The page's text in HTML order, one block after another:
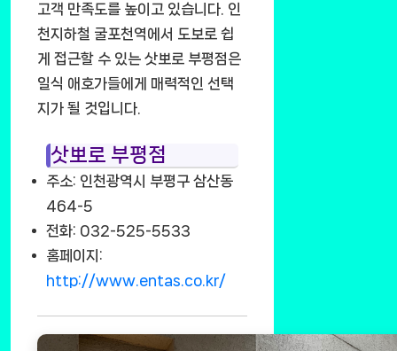
고객 만족도를 높이고 있습니다. 인
천지하철 굴포천역에서 도보로 쉽
게 접근할 수 있는 삿뽀로 부평점은
일식 애호가들에게 매력적인 선택
지가 될 것입니다.
삿뽀로 부평점
주소: 인천광역시 부평구 삼산동
464-5
전화: 032-525-5533
홈페이지:
http://www.entas.co.kr/